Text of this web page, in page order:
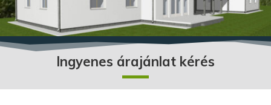
Ingyenes árajánlat kérés